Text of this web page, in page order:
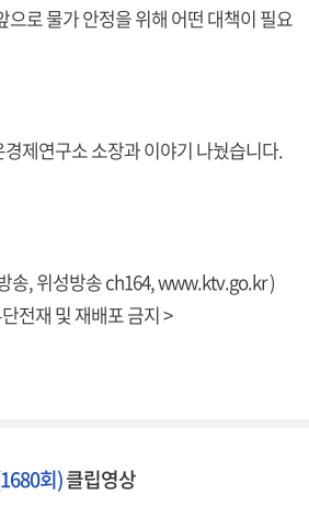
으로 물가 안정을 위해 어떤 대책이 필요
제연구소 소장과 이야기 나눴습니다.
송, 위성방송 ch164,www.ktv.go.kr)
전재 및 재배포 금지 >
회)클립영상